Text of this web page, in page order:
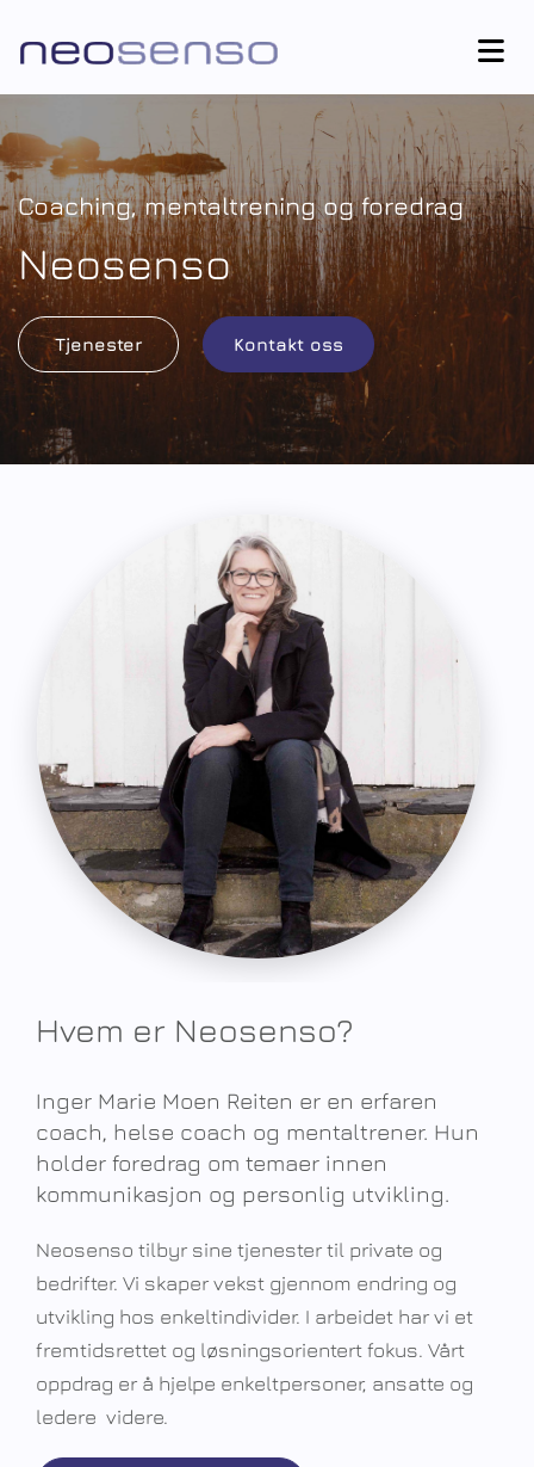
Coaching, mentaltrening og foredrag
Neosenso
Tjenester Kontakt oss
Hvem er Neosenso?
Inger Marie Moen Reiten er en erfaren
coach, helse coach og mentaltrener. Hun
holder foredrag om temaer innen
kommunikasjon og personlig utvikling.
Neosenso tilbyr sine tjenester til private og
bedrifter. Vi skaper vekst gjennom endring og
utvikling hos enkeltindivider. I arbeidet har vi et
fremtidsrettet og løsningsorientert fokus. Vårt
oppdrag er å hjelpe enkeltpersoner, ansatte og
ledere videre.